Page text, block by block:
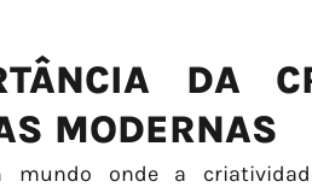
DA
MODERNAS
mundo onde a